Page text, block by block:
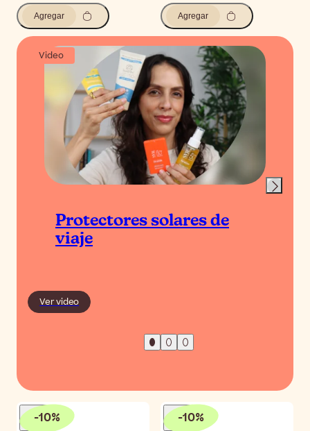
Agregar Agregar
Video
Protectores solares de
viaje
Ver video
-10% -10%